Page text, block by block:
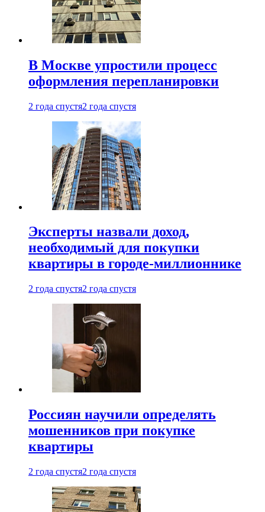
В Москве упростили процесс
оформления перепланировки
2 года спустя2 года спустя
Эксперты назвали доход,
необходимый для покупки
квартиры в городе-миллионнике
2 года спустя2 года спустя
Россиян научили определять
мошенников при покупке
квартиры
2 года спустя2 года спустя